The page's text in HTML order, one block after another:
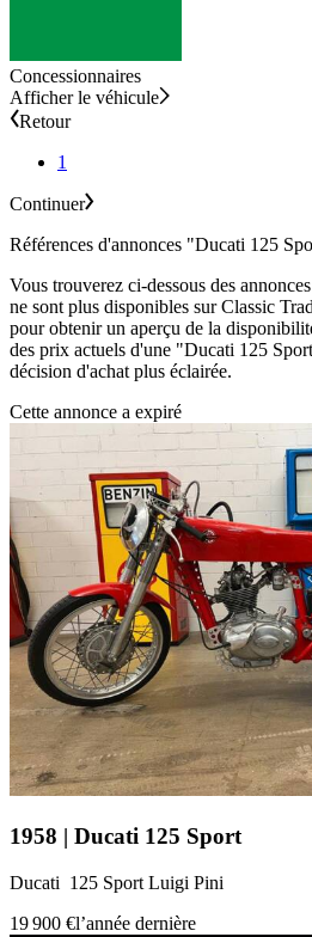
Concessionnaires
Afficher le véhicule
Retour
1
Continuer
Références d'annonces "Ducati 125
Vous trouverez ci-dessous des
ne sont plus disponibles sur Classic
pour obtenir un aperçu de la
des prix actuels d'une "Ducati 125
décision d'achat plus éclairée.
Cette annonce a expiré
1958 | Ducati 125 Sport
Ducati 125 Sport Luigi Pini
19 900 €l’année dernière